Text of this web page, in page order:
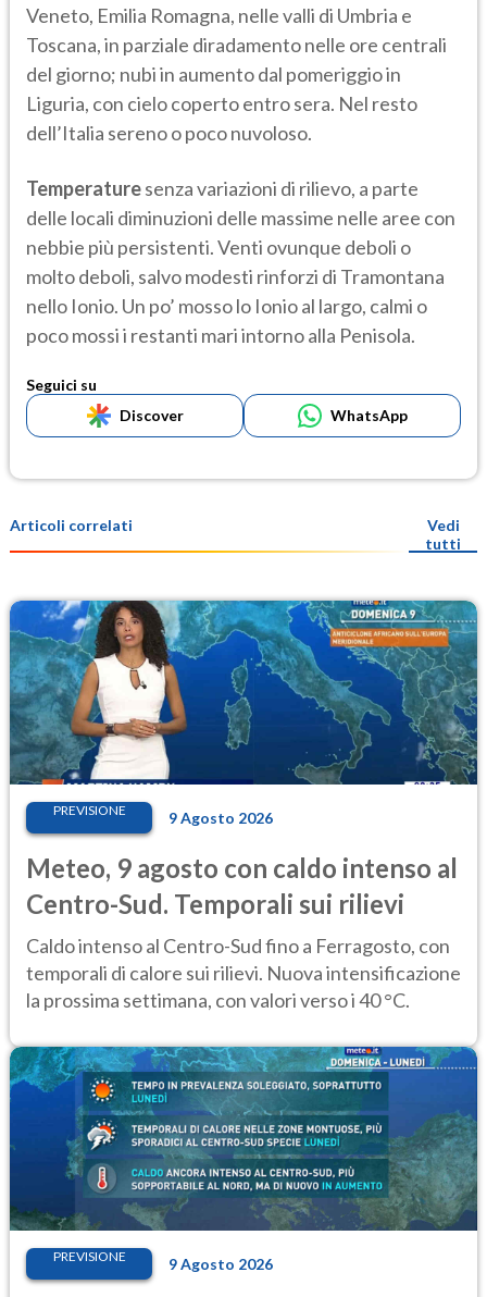
Veneto, Emilia Romagna, nelle valli di Umbria e
Toscana, in parziale diradamento nelle ore centrali
del giorno; nubi in aumento dal pomeriggio in
Liguria, con cielo coperto entro sera. Nel resto
dell’Italia sereno o poco nuvoloso.
Temperaturesenza variazioni di rilievo, a parte
delle locali diminuzioni delle massime nelle aree con
nebbie più persistenti. Venti ovunque deboli o
molto deboli, salvo modesti rinforzi di Tramontana
nello Ionio. Un po’ mosso lo Ionio al largo, calmi o
poco mossi i restanti mari intorno alla Penisola.
Seguici su
Discover
WhatsApp
Articoli correlati
Vedi
tutti
PREVISIONE 9 Agosto 2026
Meteo, 9 agosto con caldo intenso al
Centro-Sud. Temporali sui rilievi
Caldo intenso al Centro-Sud fino a Ferragosto, con
temporali di calore sui rilievi. Nuova intensificazione
la prossima settimana, con valori verso i 40 °C.
PREVISIONE 9 Agosto 2026